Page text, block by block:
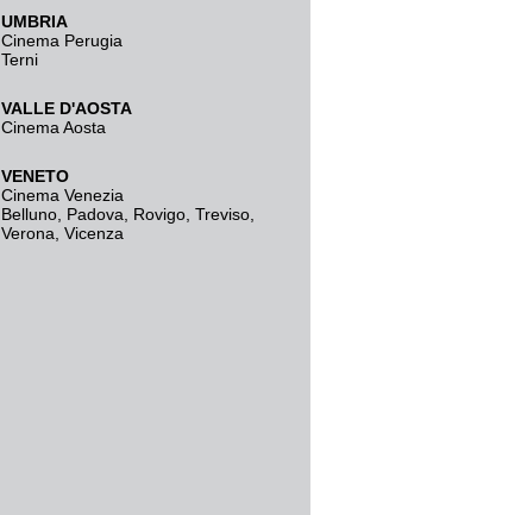
UMBRIA
Cinema Perugia
Terni
VALLE D'AOSTA
Cinema Aosta
VENETO
Cinema Venezia
Belluno Padova Rovigo Treviso
Verona Vicenza